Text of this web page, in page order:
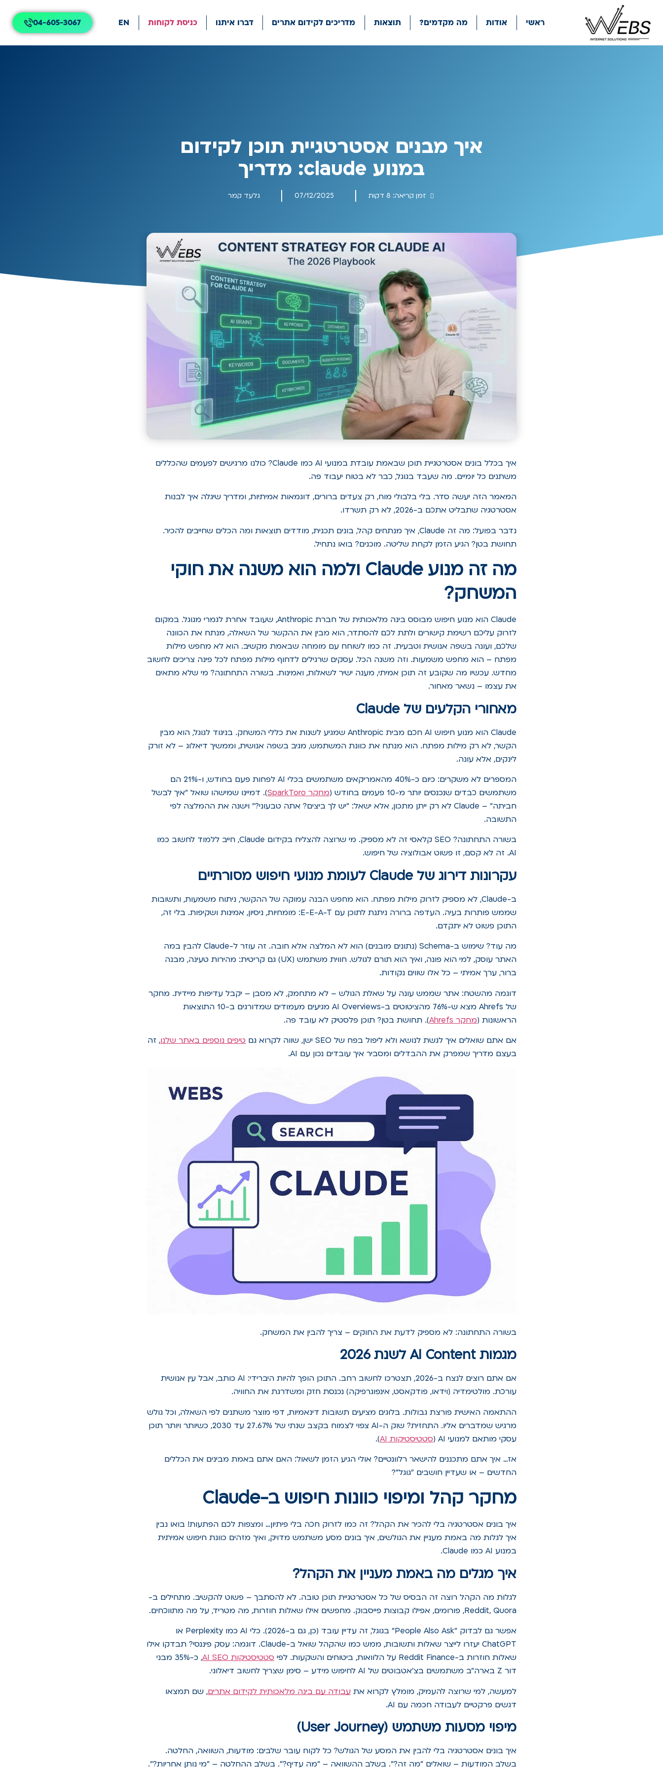
ראשי אודות מה מקדמים? תוצאות מדריכים לקידום אתרים דברו איתנו כניסת לקוחות EN
04-605-3067
איך מבנים אסטרטגיית תוכן לקידום
במנוע claude: מדריך
זמן קריאה: 8 דקות 07/12/2025 גלעד קמר
איך בכלל בונים אסטרטגיית תוכן שבאמת עובדת במנועי AI כמו Claude? כולנו מרגישים לפעמים שהכללים
משתנים כל יומיים. מה שעבד בגוגל, כבר לא בטוח יעבוד פה.
המאמר הזה יעשה סדר. בלי בלבולי מוח, רק צעדים ברורים, דוגמאות אמיתיות, ומדריך שיגלה איך לבנות
אסטרטגיה שתבליט אתכם ב-2026, לא רק תשרדו.
נדבר בפועל: מה זה Claude, איך מנתחים קהל, בונים תכנית, מודדים תוצאות ומה הכלים שחייבים להכיר.
תחושת בטן? הגיע הזמן לקחת שליטה. מוכנים? בואו נתחיל.
מה זה מנוע Claude ולמה הוא משנה את חוקי
המשחק?
Claude הוא מנוע חיפוש מבוסס בינה מלאכותית של חברת Anthropic, שעובד אחרת לגמרי מגוגל. במקום
לזרוק עליכם רשימת קישורים ולתת לכם להסתדר, הוא מבין את ההקשר של השאלה, מנתח את הכוונה
שלכם, ועונה בשפה אנושית וטבעית. זה כמו לשוחח עם מומחה שבאמת מקשיב. הוא לא מחפש מילות
מפתח – הוא מחפש משמעות. וזה משנה הכל. עסקים שרגילים לדחוף מילות מפתח לכל פינה צריכים לחשוב
מחדש. עכשיו מה שקובע זה תוכן אמיתי, מענה ישיר לשאלות, ואמינות. בשורה התחתונה? מי שלא מתאים
את עצמו – נשאר מאחור.
מאחורי הקלעים של Claude
Claude הוא מנוע חיפוש AI חכם מבית Anthropic שמגיע לשנות את כללי המשחק. בניגוד לגוגל, הוא מבין
הקשר, לא רק מילות מפתח. הוא מנתח את כוונת המשתמש, מגיב בשפה אנושית, וממשיך דיאלוג – לא זורק
לינקים, אלא עונה.
המספרים לא משקרים: כיום כ-40% מהאמריקאים משתמשים בכלי AI לפחות פעם בחודש, ו-21% הם
משתמשים כבדים שנכנסים יותר מ-10 פעמים בחודש (
מחקר SparkToro
). דמיינו שמישהו שואל "איך לבשל
חביתה" – Claude לא רק ייתן מתכון, אלא ישאל: "יש לך ביצים? אתה טבעוני?" וישנה את ההמלצה לפי
התשובה.
בשורה התחתונה? SEO קלאסי זה לא מספיק. מי שרוצה להצליח בקידום Claude, חייב ללמוד לחשוב כמו
AI. זה לא קסם, זו פשוט אבולוציה של חיפוש.
עקרונות דירוג של Claude לעומת מנועי חיפוש מסורתיים
ב-Claude, לא מספיק לזרוק מילות מפתח. הוא מחפש הבנה עמוקה של ההקשר, ניתוח משמעות, ותשובות
שממש פותרות בעיה. העדפה ברורה ניתנת לתוכן עם E-E-A-T: מומחיות, ניסיון, אמינות ושקיפות. בלי זה,
התוכן פשוט לא יתקדם.
מה עוד? שימוש ב-Schema (נתונים מובנים) הוא לא המלצה אלא חובה. זה עוזר ל-Claude להבין במה
האתר עוסק, למי הוא פונה, ואיך הוא תורם לגולש. חווית משתמש (UX) גם קריטית: מהירות טעינה, מבנה
ברור, ערך אמיתי – כל אלו שווים נקודות.
דוגמה מהשטח: אתר שממש עונה על שאלת הגולש – לא מתחמק, לא מסבן – יקבל עדיפות מיידית. מחקר
של Ahrefs מצא ש-76% מהציטוטים ב-AI Overviews מגיעים מעמודים שמדורגים ב-10 התוצאות
הראשונות (מחקר Ahrefs
). תחושת בטן? תוכן פלסטיק לא עובד פה.
אם אתם שואלים איך לגשת לנושא ולא ליפול בפח של SEO ישן, שווה לקרוא גם
טיפים נוספים באתר שלנו, זה
בעצם מדריך שמפרק את ההבדלים ומסביר איך עובדים נכון עם AI.
בשורה התחתונה: לא מספיק לדעת את החוקים – צריך להבין את המשחק.
מגמות AI Content לשנת 2026
אם אתם רוצים לנצח ב-2026, תצטרכו לחשוב רחב. התוכן הופך להיות היברידי: AI כותב, אבל עין אנושית
עורכת. מולטימדיה (וידאו, פודקאסט, אינפוגרפיקה) נכנסת חזק ומשדרגת את החוויה.
ההתאמה האישית פורצת גבולות. בלוגים מציעים תשובות דינאמיות, דפי מוצר משתנים לפי השאלה, וכל גולש
מרגיש שמדברים אליו. התחזית? שוק ה-AI צפוי לצמוח בקצב שנתי של 27.67% עד 2030, כשיותר ויותר תוכן
עסקי מותאם למנועי AI (
סטטיסטיקות AI
).
אז… איך אתם מתכננים להישאר רלוונטיים? אולי הגיע הזמן לשאול: האם אתם באמת מבינים את הכללים
החדשים – או שעדיין חושבים "גוגל"?
מחקר קהל ומיפוי כוונות חיפוש ב-Claude
איך בונים אסטרטגיה בלי להכיר את הקהל? זה כמו לזרוק חכה בלי פיתיון… ומצפות לכם הפתעות! בואו נבין
איך לגלות מה באמת מעניין את הגולשים, איך בונים מסע משתמש מדויק, ואיך מזהים כוונת חיפוש אמיתית
במנוע AI כמו Claude.
איך מגלים מה באמת מעניין את הקהל?
לגלות מה הקהל רוצה זה הבסיס של כל אסטרטגיית תוכן טובה. לא להסתבך – פשוט להקשיב. מתחילים ב-
Reddit, Quora, פורומים, אפילו קבוצות פייסבוק. מחפשים אילו שאלות חוזרות, מה מטריד, על מה מתווכחים.
אפשר גם לבדוק "People Also Ask" בגוגל, זה עדיין עובד (כן, גם ב-2026). כלי AI כמו Perplexity או
ChatGPT יעזרו לייצר שאלות ותשובות, ממש כמו שהקהל שואל ב-Claude. דוגמה: עסק פיננסי? תבדקו אילו
שאלות חוזרות ב-Reddit Finance על הלוואות, ביטוחים והשקעות. לפי
סטטיסטיקות AI SEO
, כ-35% מבני
דור Z בארה"ב משתמשים בצ'אטבוטים של AI לחיפוש מידע – סימן שצריך לחשוב דיאלוגי.
למעשה, למי שרוצה להעמיק, מומלץ לקרוא את עבודה עם בינה מלאכותית לקידום אתרים, שם תמצאו
דגשים פרקטיים לעבודה חכמה עם AI.
מיפוי מסעות משתמש (User Journey)
איך בונים אסטרטגיה בלי להבין את המסע של הגולש? כל לקוח עובר שלבים: מודעות, השוואה, החלטה.
בשלב המודעות – שואלים "מה זה?". בשלב ההשוואה – "מה עדיף?". בשלב ההחלטה – "מי נותן אחריות?".